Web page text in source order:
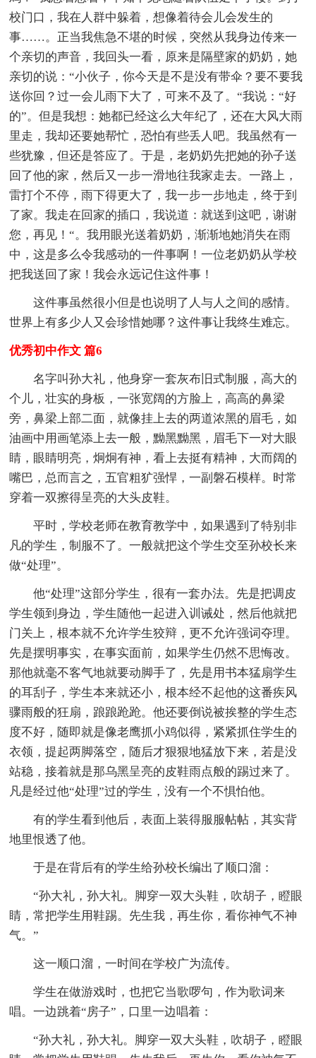
校门口，我在人群中躲着，想像着待会儿会发生的
事……。正当我焦急不堪的时候，突然从我身边传来一
个亲切的声音，我回头一看，原来是隔壁家的奶奶，她
亲切的说：“小伙子，你今天是不是没有带伞？要不要我
送你回？过一会儿雨下大了，可来不及了。“我说：“好
的”。但是我想：她都已经这么大年纪了，还在大风大雨
里走，我却还要她帮忙，恐怕有些丢人吧。我虽然有一
些犹豫，但还是答应了。于是，老奶奶先把她的孙子送
回了他的家，然后又一步一滑地往我家走去。一路上，
雷打个不停，雨下得更大了，我一步一步地走，终于到
了家。我走在回家的插口，我说道：就送到这吧，谢谢
您，再见！“。我用眼光送着奶奶，渐渐地她消失在雨
中，这是多么令我感动的一件事啊！一位老奶奶从学校
把我送回了家！我会永远记住这件事！
这件事虽然很小但是也说明了人与人之间的感情。
世界上有多少人又会珍惜她哪？这件事让我终生难忘。
优秀初中作文 篇6
名字叫孙大礼，他身穿一套灰布旧式制服，高大的
个儿，壮实的身板，一张宽阔的方脸上，高高的鼻梁
旁，鼻梁上部二面，就像挂上去的两道浓黑的眉毛，如
油画中用画笔添上去一般，黝黑黝黑，眉毛下一对大眼
睛，眼睛明亮，炯炯有神，看上去挺有精神，大而阔的
嘴巴，总而言之，五官粗犷强悍，一副磐石模样。时常
穿着一双擦得呈亮的大头皮鞋。
平时，学校老师在教育教学中，如果遇到了特别非
凡的学生，制服不了。一般就把这个学生交至孙校长来
做“处理”。
他“处理”这部分学生，很有一套办法。先是把调皮
学生领到身边，学生随他一起进入训诫处，然后他就把
门关上，根本就不允许学生狡辩，更不允许强词夺理。
先是摆明事实，在事实面前，如果学生仍然不思悔改。
那他就毫不客气地就要动脚手了，先是用书本猛扇学生
的耳刮子，学生本来就还小，根本经不起他的这番疾风
骤雨般的狂扇，踉踉跄跄。他还要倒说被挨整的学生态
度不好，随即就是像老鹰抓小鸡似得，紧紧抓住学生的
衣领，提起两脚落空，随后才狠狠地猛放下来，若是没
站稳，接着就是那乌黑呈亮的皮鞋雨点般的踢过来了。
凡是经过他“处理”过的学生，没有一个不惧怕他。
有的学生看到他后，表面上装得服服帖帖，其实背
地里恨透了他。
于是在背后有的学生给孙校长编出了顺口溜：
“孙大礼，孙大礼。脚穿一双大头鞋，吹胡子，瞪眼
睛，常把学生用鞋踢。先生我，再生你，看你神气不神
气。”
这一顺口溜，一时间在学校广为流传。
学生在做游戏时，也把它当歌啰句，作为歌词来
唱。一边跳着“房子”，口里一边唱着：
“孙大礼，孙大礼。脚穿一双大头鞋，吹胡子，瞪眼